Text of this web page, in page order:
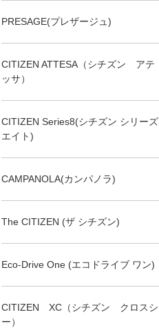
PRESAGE(プレザージュ)
CITIZEN ATTESA（シチズン アテ
ッサ）
CITIZEN Series8(シチズン シリーズ
エイト)
CAMPANOLA(カンパノラ)
The CITIZEN (ザ シチズン)
Eco-Drive One (エコドライブ ワン)
CITIZEN XC（シチズン クロスシ
ー）